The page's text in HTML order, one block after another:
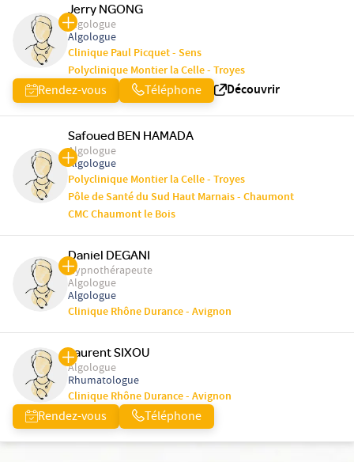
Jerry NGONG
Algologue
Algologue
Clinique Paul Picquet - Sens
Polyclinique Montier la Celle - Troyes
Rendez-vous Téléphone Découvrir
Safoued BEN HAMADA
Algologue
Algologue
Polyclinique Montier la Celle - Troyes
Pôle de Santé du Sud Haut Marnais - Chaumont
CMC Chaumont le Bois
Daniel DEGANI
Hypnothérapeute
Algologue
Algologue
Clinique Rhône Durance - Avignon
Laurent SIXOU
Algologue
Rhumatologue
Clinique Rhône Durance - Avignon
Rendez-vous Téléphone